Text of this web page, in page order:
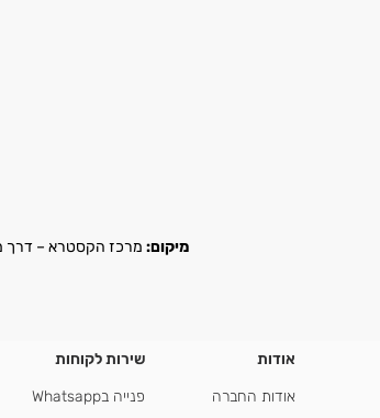
מיקום: מרכז הקסטרא – דרך משה
אודות
אודות החברה
שירות לקוחות
פנייה בWhatsapp